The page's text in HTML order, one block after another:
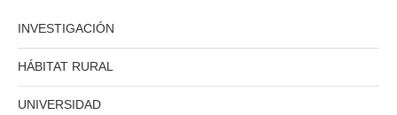
INVESTIGACIÓN
HÁBITAT RURAL
UNIVERSIDAD